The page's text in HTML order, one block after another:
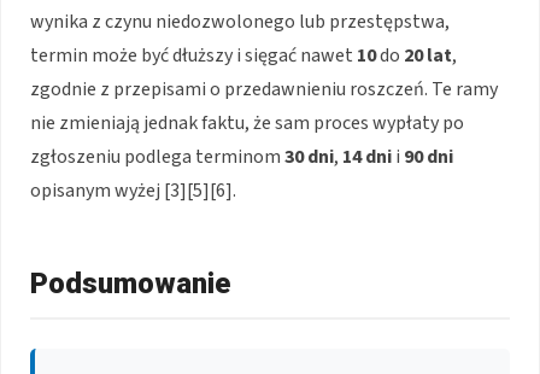
wynika z czynu niedozwolonego lub przestępstwa,
termin może być dłuższy i sięgać nawet 10do 20 lat,
zgodnie z przepisami o przedawnieniu roszczeń. Te ramy
nie zmieniają jednak faktu, że sam proces wypłaty po
zgłoszeniu podlega terminom30 dni, 14 dnii 90 dni
opisanym wyżej [3][5][6].
Podsumowanie